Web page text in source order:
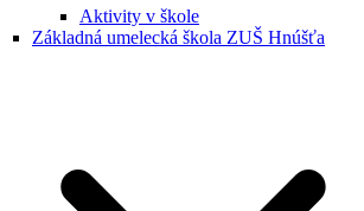
Aktivity v škole
Základná umelecká škola ZUŠ Hnúšťa